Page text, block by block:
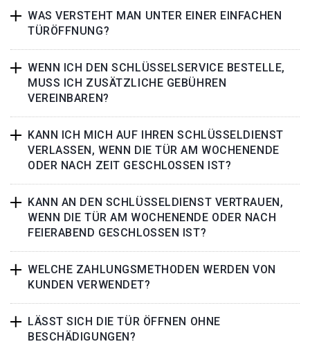
WAS VERSTEHT MAN UNTER EINER EINFACHEN
TÜRÖFFNUNG?
WENN ICH DEN SCHLÜSSELSERVICE BESTELLE,
MUSS ICH ZUSÄTZLICHE GEBÜHREN
VEREINBAREN?
KANN ICH MICH AUF IHREN SCHLÜSSELDIENST
VERLASSEN, WENN DIE TÜR AM WOCHENENDE
ODER NACH ZEIT GESCHLOSSEN IST?
KANN AN DEN SCHLÜSSELDIENST VERTRAUEN,
WENN DIE TÜR AM WOCHENENDE ODER NACH
FEIERABEND GESCHLOSSEN IST?
WELCHE ZAHLUNGSMETHODEN WERDEN VON
KUNDEN VERWENDET?
LÄSST SICH DIE TÜR ÖFFNEN OHNE
BESCHÄDIGUNGEN?